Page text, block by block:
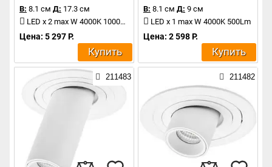
В: 8.1 см Д: 17.3 см
LED x 2 max W 4000K 1000Lm
Цена: 5 297 Р.
Купить
В: 8.1 см Д: 9 см
LED x 1 max W 4000K 500Lm
Цена: 2 598 Р.
Купить
211483 211482